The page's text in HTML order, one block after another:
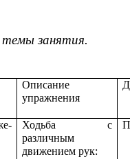
занятия.
Описание
упражнения
Ходьба с
различным
движением рук: